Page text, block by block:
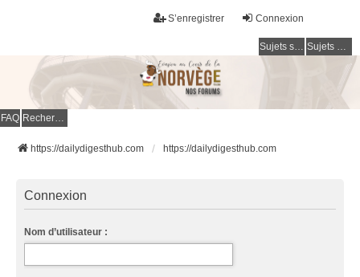
Connexion
S’enregistrer
Sujets sans réponse Sujets actifs
FAQ Rechercher
https://dailydigesthub.com https://dailydigesthub.com
Connexion
Nom d’utilisateur :